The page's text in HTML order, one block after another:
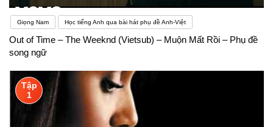
Giọng Nam Học tiếng Anh qua bài hát phụ đề Anh-Việt
Out of Time – The Weeknd (Vietsub) – Muộn Mất Rồi – Phụ đề
song ngữ
Tập
1